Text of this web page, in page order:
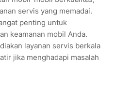
servis yang memadai.
penting untuk
keamanan mobil Anda.
layanan servis berkala
jika menghadapi masalah